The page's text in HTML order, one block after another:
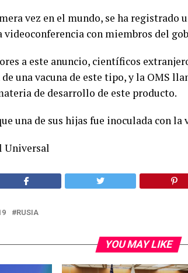
vez en el mundo, se ha registrado
videoconferencia con miembros del
a este anuncio, científicos
una vacuna de este tipo, y la OMS
de desarrollo de este producto.
una de sus hijas fue inoculada con la
Universal
RUSIA
YOU MAY LIKE